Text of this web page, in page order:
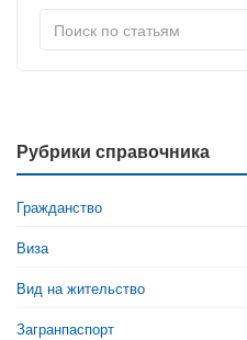
Рубрики справочника
Гражданство
Виза
Вид на жительство
Загранпаспорт